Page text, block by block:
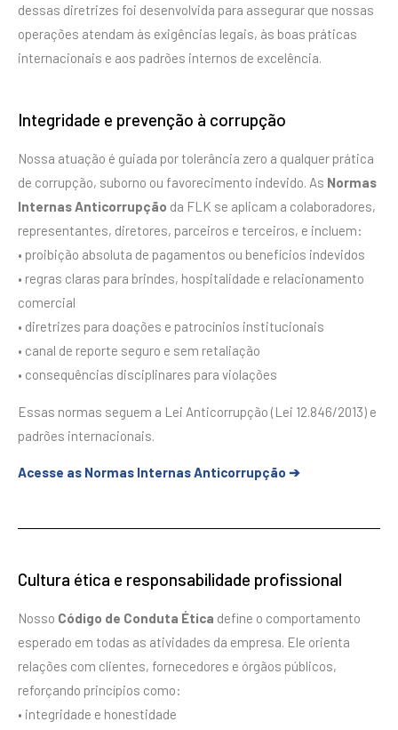
dessas diretrizes foi desenvolvida para assegurar que nossas
operações atendam às exigências legais, às boas práticas
internacionais e aos padrões internos de excelência.
Integridade e prevenção à corrupção
Nossa atuação é guiada por tolerância zero a qualquer prática
de corrupção, suborno ou favorecimento indevido. As Normas
Internas Anticorrupção da FLK se aplicam a colaboradores,
representantes, diretores, parceiros e terceiros, e incluem:
• proibição absoluta de pagamentos ou benefícios indevidos
• regras claras para brindes, hospitalidade e relacionamento
comercial
• diretrizes para doações e patrocínios institucionais
• canal de reporte seguro e sem retaliação
• consequências disciplinares para violações
Essas normas seguem a Lei Anticorrupção (Lei 12.846/2013) e
padrões internacionais.
Acesse as Normas Internas Anticorrupção ➔
Cultura ética e responsabilidade profissional
Nosso Código de Conduta Ética define o comportamento
esperado em todas as atividades da empresa. Ele orienta
relações com clientes, fornecedores e órgãos públicos,
reforçando princípios como:
• integridade e honestidade